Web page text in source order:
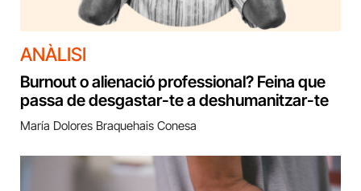
ANÀLISI
Burnout o alienació professional? Feina que
passa de desgastar-te a deshumanitzar-te
María Dolores Braquehais Conesa